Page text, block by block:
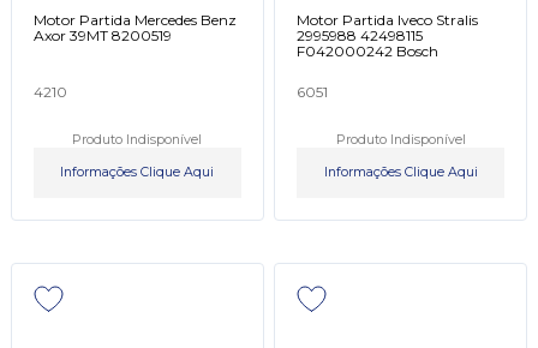
Motor Partida Mercedes Benz
Axor 39MT 8200519
4210
Produto Indisponível
Informações Clique Aqui
Motor Partida Iveco Stralis
2995988 42498115
F042000242 Bosch
6051
Produto Indisponível
Informações Clique Aqui